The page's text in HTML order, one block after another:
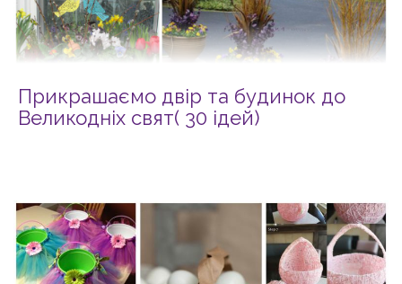
Прикрашаємо двір та будинок до
Великодніх свят( 30 ідей)